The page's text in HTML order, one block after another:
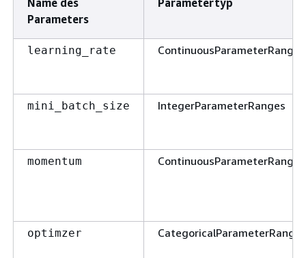
Name des
Parameters
Parametertyp
learning_rate ContinuousParameterRange
mini_batch_size IntegerParameterRanges
momentum ContinuousParameterRange
optimzer CategoricalParameterRanges